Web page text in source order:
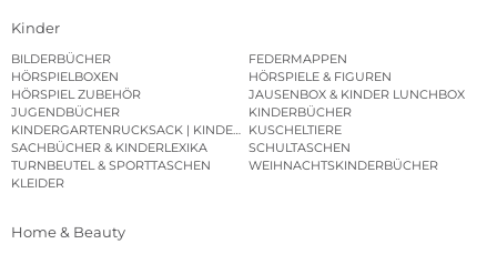
Kinder
BILDERBÜCHER
FEDERMAPPEN
HÖRSPIELBOXEN
HÖRSPIELE & FIGUREN
HÖRSPIEL ZUBEHÖR
JAUSENBOX & KINDER LUNCHBOX
JUGENDBÜCHER
KINDERBÜCHER
KINDERGARTENRUCKSACK | KINDERGARTENBEUTEL
KUSCHELTIERE
SACHBÜCHER & KINDERLEXIKA
SCHULTASCHEN
TURNBEUTEL & SPORTTASCHEN
WEIHNACHTSKINDERBÜCHER
KLEIDER
Home & Beauty